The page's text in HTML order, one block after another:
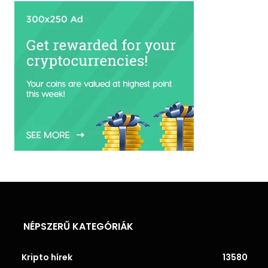
NÉPSZERŰ KATEGÓRIÁK
Kripto hírek 13580